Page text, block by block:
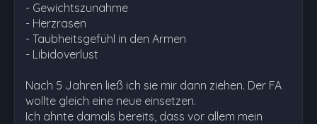
- Gewichtszunahme
- Herzrasen
- Taubheitsgefühl in den Armen
- Libidoverlust
Nach 5 Jahren ließ ich sie mir dann ziehen. Der FA
wollte gleich eine neue einsetzen.
Ich ahnte damals bereits, dass vor allem mein